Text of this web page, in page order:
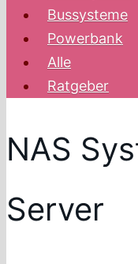
Bussysteme
Powerbank
Alle
Ratgeber
NAS
Server